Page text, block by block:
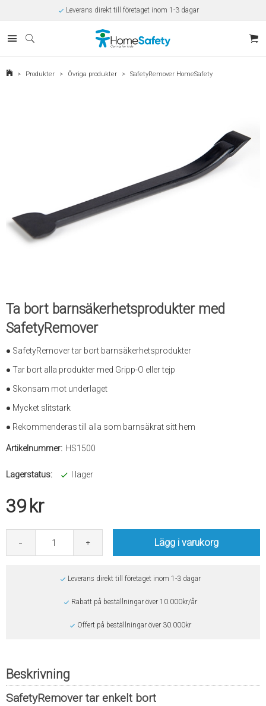
Leverans direkt till företaget inom 1-3 dagar
Rabatt på beställningar över 10.000kr/år
Kunnig kundtjänst Egen tillverkning Eget lager i Kungsbacka
> Produkter > Övriga produkter > SafetyRemover HomeSafety
Ta bort barnsäkerhetsprodukter med
SafetyRemover
● SafetyRemover tar bort barnsäkerhetsprodukter
● Tar bort alla produkter med Gripp-O eller tejp
● Skonsam mot underlaget
● Mycket slitstark
● Rekommenderas till alla som barnsäkrat sitt hem
Artikelnummer: HS1500
Lagerstatus: I lager
39 kr
Lägg i varukorg
Leverans direkt till företaget inom 1-3 dagar
Rabatt på beställningar över 10.000kr/år
Offert på beställningar över 30.000kr
Beskrivning
SafetyRemover tar enkelt bort